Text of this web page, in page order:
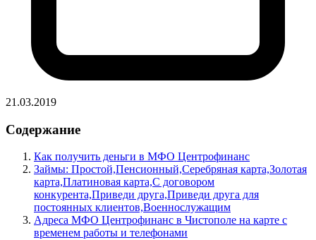
21.03.2019
Содержание
Как получить деньги в МФО Центрофинанс
Займы: Простой,Пенсионный,Серебряная карта,Золотая
карта,Платиновая карта,С договором
конкурента,Приведи друга,Приведи друга для
постоянных клиентов,Военнослужащим
Адреса МФО Центрофинанс в Чистополе на карте с
временем работы и телефонами